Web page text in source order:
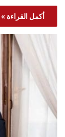
أكمل القراءة »